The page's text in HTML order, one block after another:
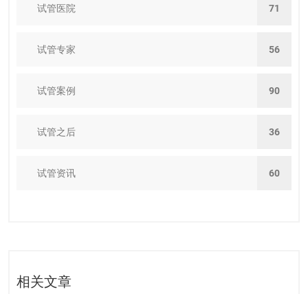
试管医院 71
试管专家 56
试管案例 90
试管之后 36
试管资讯 60
相关文章